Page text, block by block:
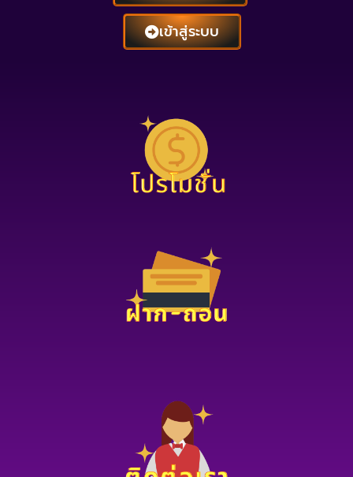
เข้าสู่ระบบ